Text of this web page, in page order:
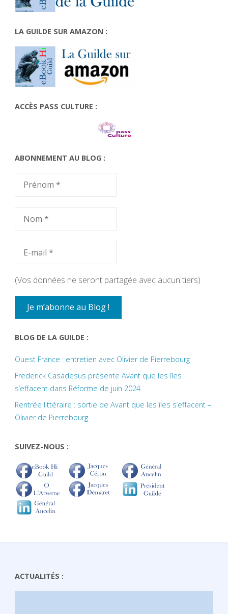
LA GUILDE SUR AMAZON :
ACCÈS PASS CULTURE :
ABONNEMENT AU BLOG :
(Vos données ne seront partagée avec aucun tiers)
BLOG DE LA GUILDE :
Ouest France : entretien avec Olivier de Pierrebourg
Frederick Casadesus présente Avant que les îles
s’effacent dans Réforme de juin 2024
Rentrée littéraire : sortie de Avant que les îles s’effacent –
Olivier de Pierrebourg
SUIVEZ-NOUS :
ACTUALITÉS :